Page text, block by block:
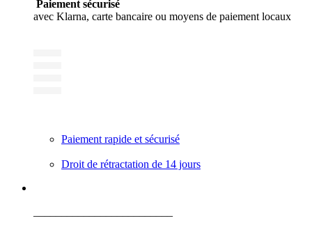
Paiement sécurisé
avec Klarna, carte bancaire ou moyens de paiement locaux
Paiement rapide et sécurisé
Droit de rétractation de 14 jours